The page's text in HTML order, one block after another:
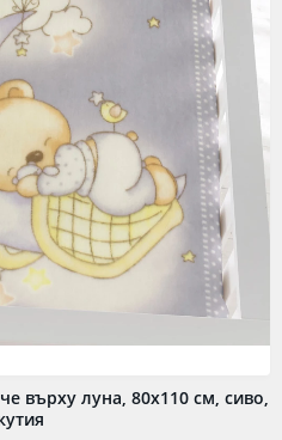
върху луна, 80х110 см, сиво,